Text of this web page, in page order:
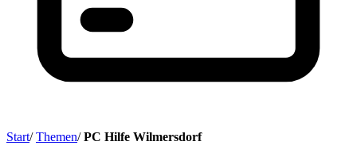
Start/ Themen/ PC Hilfe Wilmersdorf